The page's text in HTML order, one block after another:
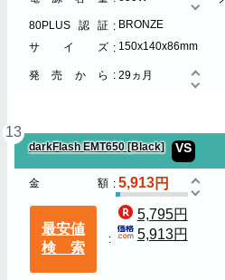
80PLUS認証
BRONZE
サイズ
150x140x86mm
発売から 29ヵ月
13
darkFlash EMT650 [Black] VS
金額 5,913
最安値
検索
5,795円
5,913円